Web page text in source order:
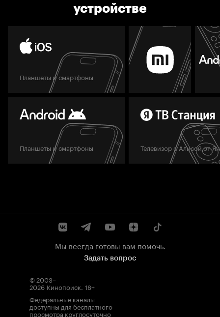
устройстве
Планшеты и смартфоны
Планшеты и смартфоны Телевизор с Алисой от
Мы всегда готовы вам помочь.
Задать вопрос
© 2003–
2026 Кинопоиск. 18+
Федеральные каналы
доступны для бесплатного
просмотра круглосуточно